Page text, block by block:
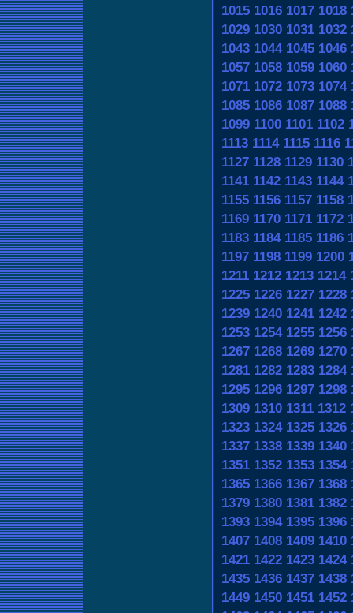
1015 1016 1017 1018
1029 1030 1031 1032
1043 1044 1045 1046
1057 1058 1059 1060
1071 1072 1073 1074
1085 1086 1087 1088
1099 1100 1101 1102
1113 1114 1115 1116
1127 1128 1129 1130
1141 1142 1143 1144
1155 1156 1157 1158
1169 1170 1171 1172
1183 1184 1185 1186
1197 1198 1199 1200
1211 1212 1213 1214
1225 1226 1227 1228
1239 1240 1241 1242
1253 1254 1255 1256
1267 1268 1269 1270
1281 1282 1283 1284
1295 1296 1297 1298
1309 1310 1311 1312
1323 1324 1325 1326
1337 1338 1339 1340
1351 1352 1353 1354
1365 1366 1367 1368
1379 1380 1381 1382
1393 1394 1395 1396
1407 1408 1409 1410
1421 1422 1423 1424
1435 1436 1437 1438
1449 1450 1451 1452